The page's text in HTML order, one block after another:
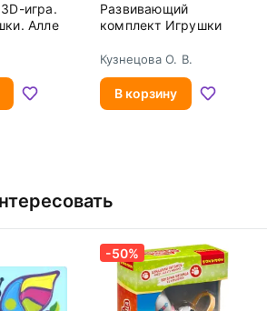
игра.
Алле
Развивающий
комплект Игрушки
Кузнецова О. В.
В корзину
-50%